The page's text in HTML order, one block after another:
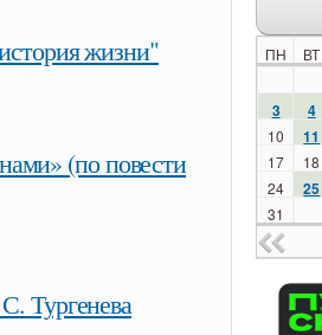
«у лукоморья»
жизни"
(по повести
и.с. тургенева
Тургенева
ПН ВТ
3
4
10 11
17 18
24 25
31